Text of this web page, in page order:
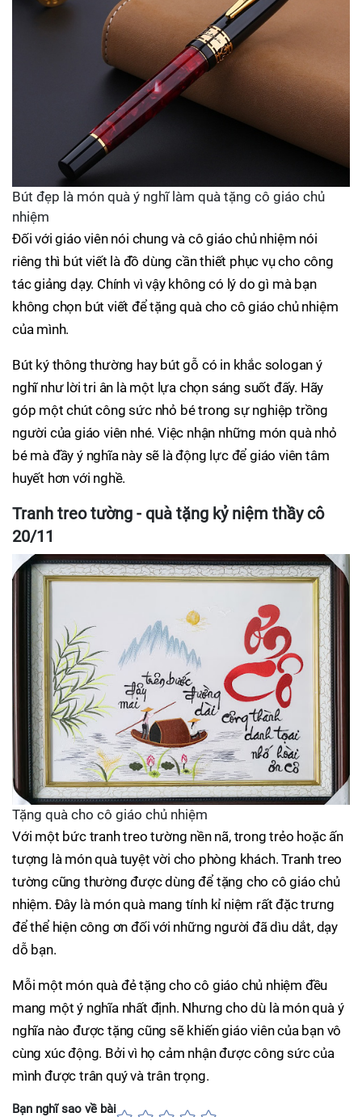
Bút đẹp là món quà ý nghĩ làm quà tặng cô giáo chủ
nhiệm
Đối với giáo viên nói chung và cô giáo chủ nhiệm nói
riêng thì bút viết là đồ dùng cần thiết phục vụ cho công
tác giảng dạy. Chính vì vậy không có lý do gì mà bạn
không chọn bút viết để tặng quà cho cô giáo chủ nhiệm
của mình.
Bút ký thông thường hay bút gỗ có in khắc sologan ý
nghĩ như lời tri ân là một lựa chọn sáng suốt đấy. Hãy
góp một chút công sức nhỏ bé trong sự nghiệp trồng
người của giáo viên nhé. Việc nhận những món quà nhỏ
bé mà đầy ý nghĩa này sẽ là động lực để giáo viên tâm
huyết hơn với nghề.
Tranh treo tường - quà tặng kỷ niệm thầy cô
20/11
Tặng quà cho cô giáo chủ nhiệm
Với một bức tranh treo tường nền nã, trong trẻo hoặc ấn
tượng là món quà tuyệt vời cho phòng khách. Tranh treo
tường cũng thường được dùng để tặng cho cô giáo chủ
nhiệm. Đây là món quà mang tính kỉ niệm rất đặc trưng
để thể hiện công ơn đối với những người đã dìu dắt, dạy
dỗ bạn.
Mỗi một món quà đẻ tặng cho cô giáo chủ nhiệm đều
mang một ý nghĩa nhất định. Nhưng cho dù là món quà ý
nghĩa nào được tặng cũng sẽ khiến giáo viên của bạn vô
cùng xúc động. Bởi vì họ cảm nhận được công sức của
mình được trân quý và trân trọng.
Bạn nghĩ sao về bài